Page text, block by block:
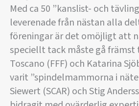
Med ca 50 ”kanslist- och
leverenade från nästan alla
föreningar är det omöjligt att
speciellt tack måste gå främst
Toscano (FFF) och Katarina
varit ”spindelmammorna i
Siewert (SCAR) och Stig